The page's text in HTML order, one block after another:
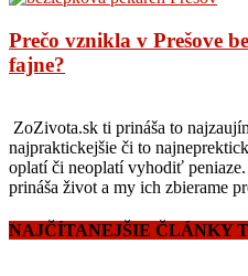
Prečo vznikla v Prešove
fajne?
ZoZivota.sk ti prináša to
najpraktickejšie či to
oplatí či neoplatí vyhodiť
prináša život a my ich zbierame
NAJČÍTANEJŠIE ČLÁNKY